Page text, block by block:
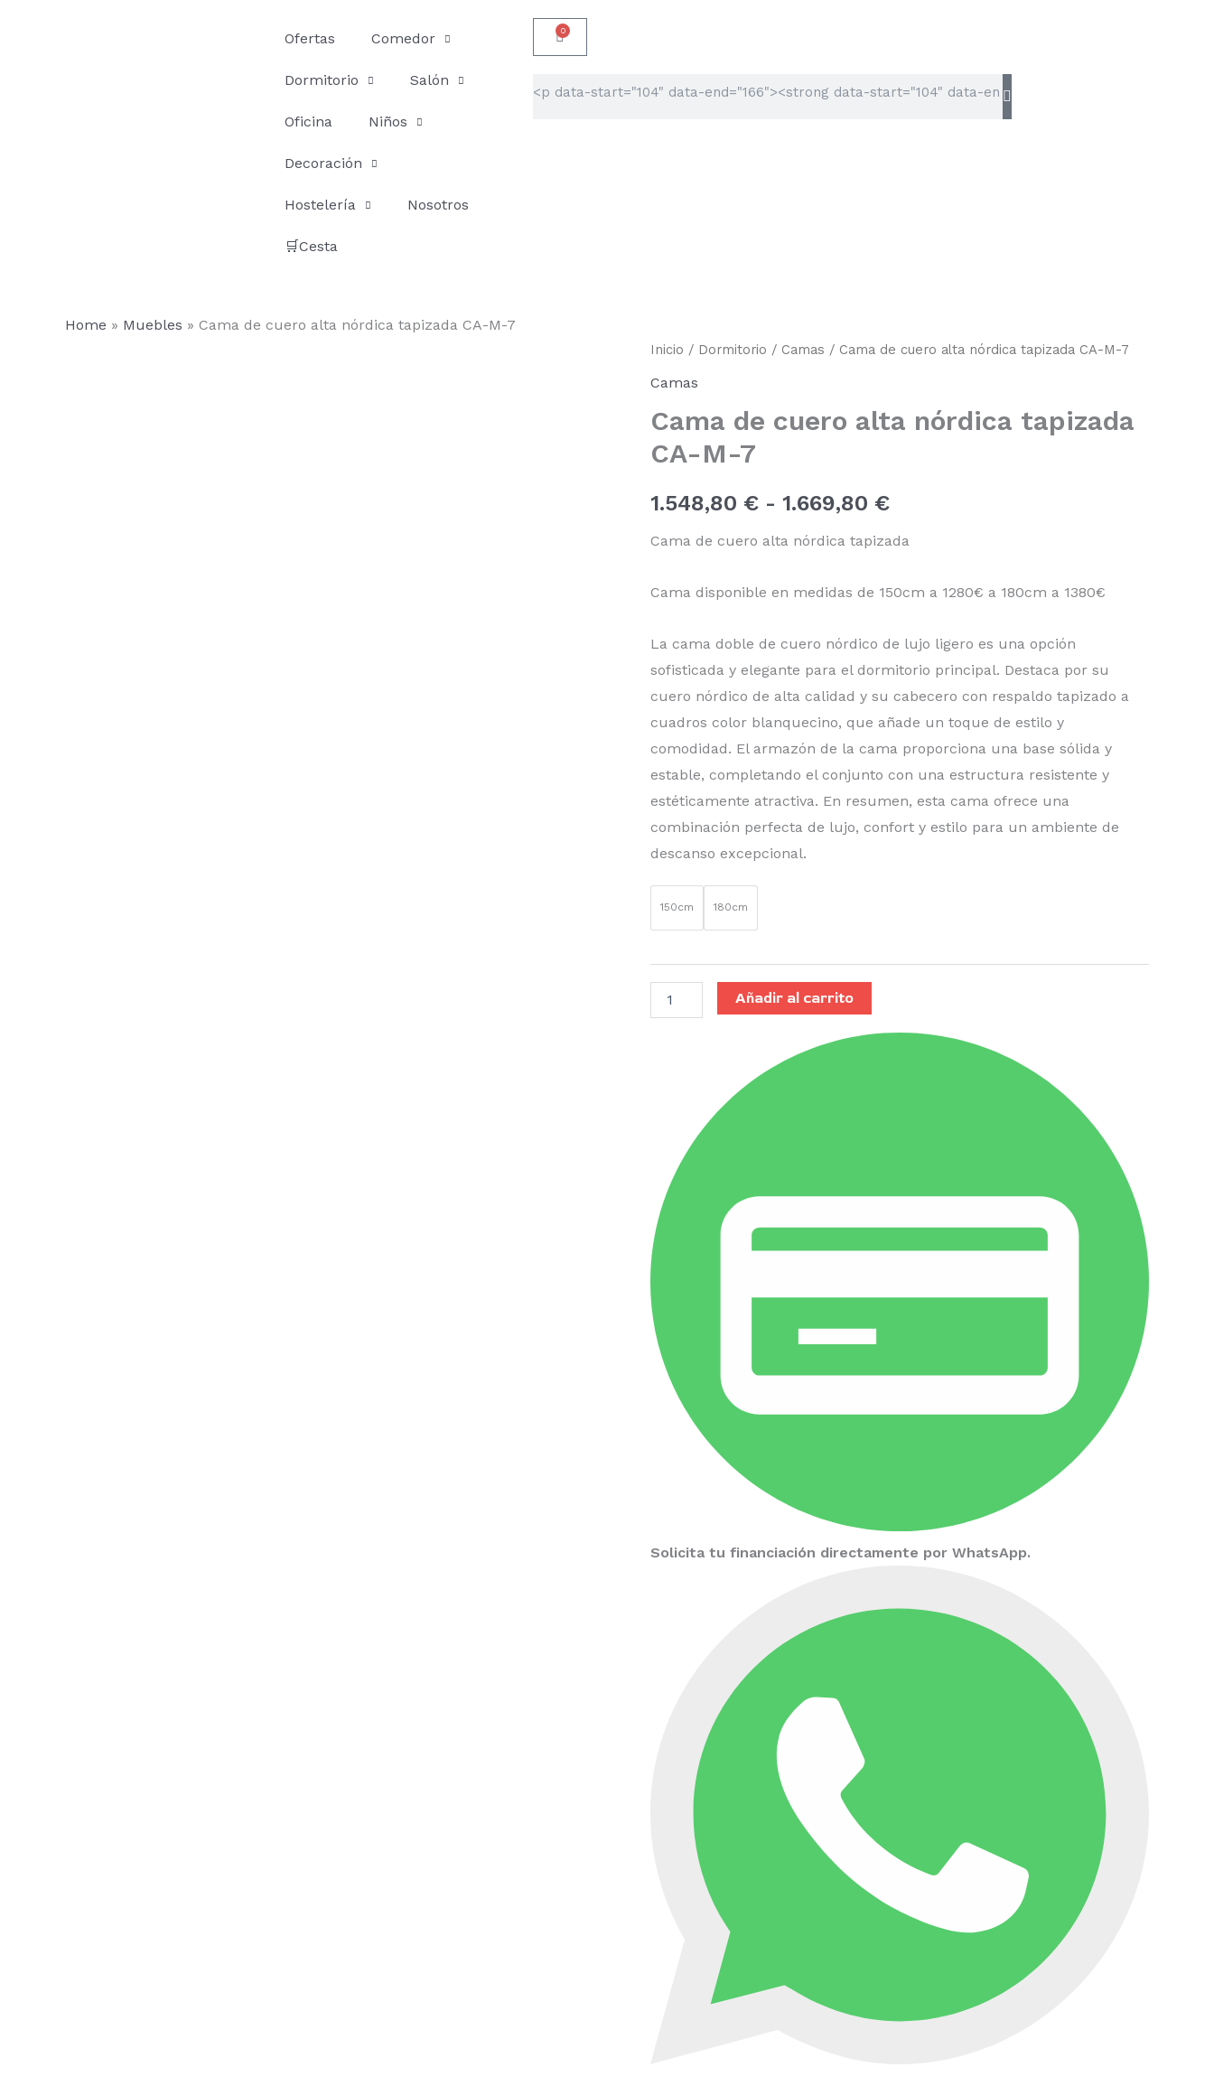
Ofertas Comedor
Dormitorio Salón
Oficina Niños
Decoración
Hostelería Nosotros
🛒Cesta
0
Carrito
Home » Muebles » Cama de cuero alta nórdica tapizada CA-M-7
Inicio / Dormitorio / Camas / Cama de cuero alta nórdica tapizada CA-M-7
Camas
Cama de cuero alta nórdica tapizada
CA-M-7
1.548,80 € - 1.669,80 €
Rango
precios:
1.548,80 €
1.669,80 €
Cama de cuero alta nórdica tapizada
Cama disponible en medidas de 150cm a 1280€ a 180cm a 1380€
La cama doble de cuero nórdico de lujo ligero es una opción
sofisticada y elegante para el dormitorio principal. Destaca por su
cuero nórdico de alta calidad y su cabecero con respaldo tapizado a
cuadros color blanquecino, que añade un toque de estilo y
comodidad. El armazón de la cama proporciona una base sólida y
estable, completando el conjunto con una estructura resistente y
estéticamente atractiva. En resumen, esta cama ofrece una
combinación perfecta de lujo, confort y estilo para un ambiente de
descanso excepcional.
150cm 180cm
Cama
cuero
nórdica
CA-
cantidad
Añadir al carrito
Solicita tu financiación directamente por WhatsApp.